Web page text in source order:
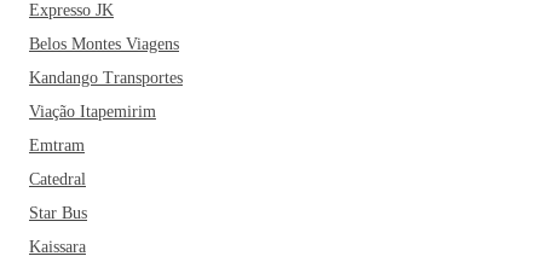
Expresso JK
Belos Montes Viagens
Kandango Transportes
Viação Itapemirim
Emtram
Catedral
Star Bus
Kaissara